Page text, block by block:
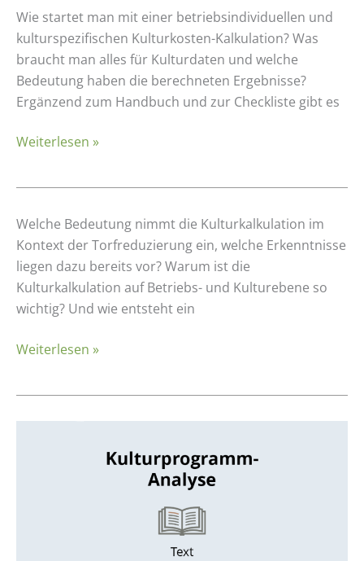
Wie startet man mit einer betriebsindividuellen und
kulturspezifischen Kulturkosten-Kalkulation? Was
braucht man alles für Kulturdaten und welche
Bedeutung haben die berechneten Ergebnisse?
Ergänzend zum Handbuch und zur Checkliste gibt es
K.basic
Einführung
in
die
praktische
Weiterlesen »
Welche Bedeutung nimmt die Kulturkalkulation im
Kontext der Torfreduzierung ein, welche Erkenntnisse
liegen dazu bereits vor? Warum ist die
Kulturkalkulation auf Betriebs- und Kulturebene so
wichtig? Und wie entsteht ein
K.basic
Bedeutung
und
Entstehung
der
Weiterlesen »